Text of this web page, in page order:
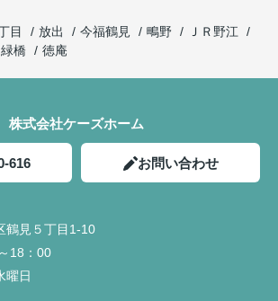
目 放出 今福鶴見 鴫野
ＪＲ野江
緑橋 徳庵
株式会社ケーズホーム
616 お問い合わせ
鶴見５丁目1-10
18：00
曜日